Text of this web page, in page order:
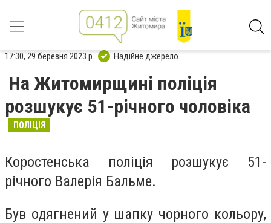
17:30, 29 березня 2023 р. Надійне джерело
На Житомирщині поліція
розшукує 51-річного чоловіка
ПОЛІЦІЯ
Коростенська поліція розшукує 51-
річного Валерія Бальме.
Був одягнений у шапку чорного кольору,